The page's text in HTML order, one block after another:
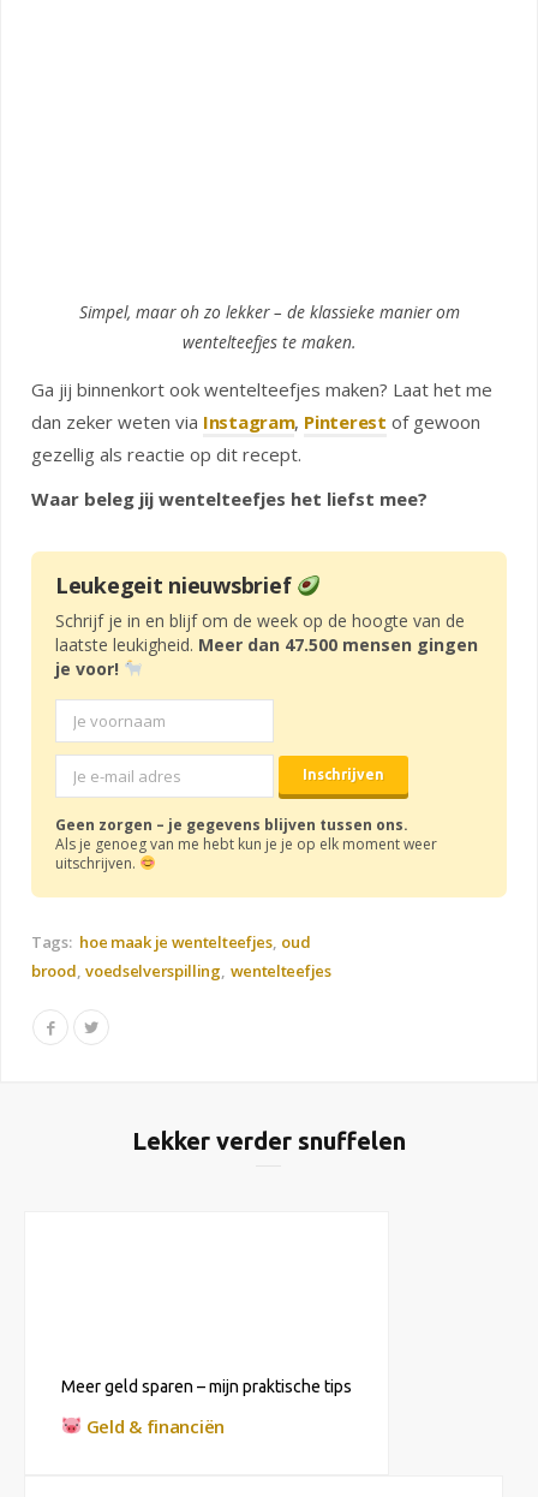
Simpel, maar oh zo lekker – de klassieke manier om
wentelteefjes te maken.
Ga jij binnenkort ook wentelteefjes maken? Laat het me
dan zeker weten via Instagram, Pinterest of gewoon
gezellig als reactie op dit recept.
Waar beleg jij wentelteefjes het liefst mee?
Leukegeit nieuwsbrief
Schrijf je in en blijf om de week op de hoogte van de
laatste leukigheid. Meer dan 47.500 mensen gingen
je voor!
Geen zorgen – je gegevens blijven tussen ons.
Als je genoeg van me hebt kun je je op elk moment weer
uitschrijven.
Tags: hoe maak je wentelteefjes oud
brood voedselverspilling wentelteefjes
Lekker verder snuffelen
Meer geld sparen – mijn praktische tips
Geld & financiën